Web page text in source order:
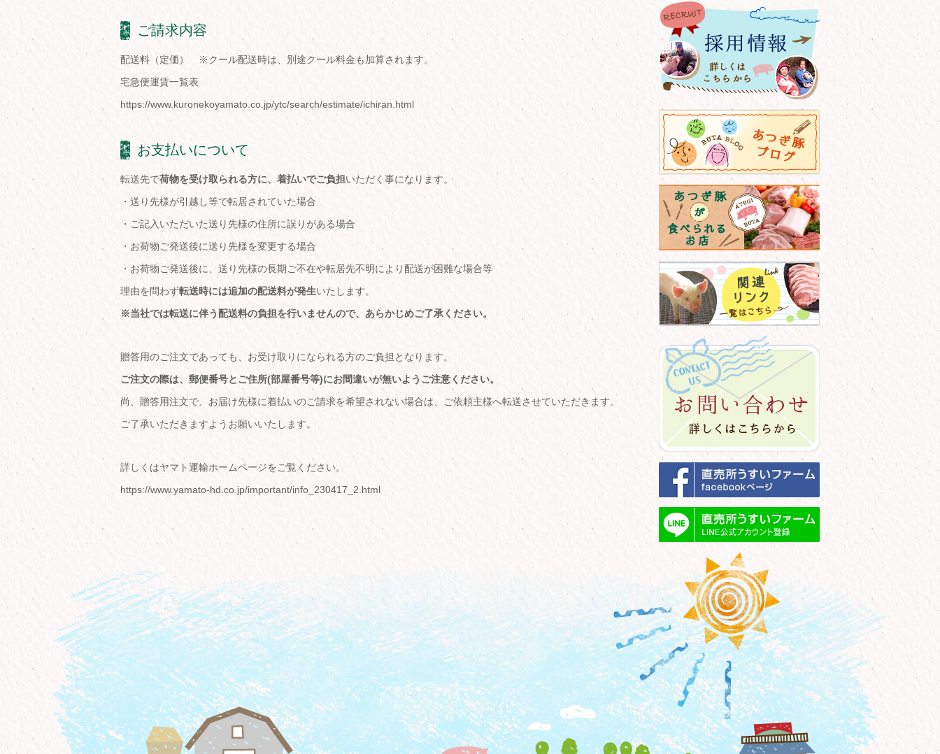
ご請求内容
配送料（定価） ※クール配送時は、別途クール料金も加算されます。
宅急便運賃一覧表
https://www.kuronekoyamato.co.jp/ytc/search/estimate/ichiran.html
お支払いについて
転送先で荷物を受け取られる方に、着払いでご負担いただく事になります。
・送り先様が引越し等で転居されていた場合
・ご記入いただいた送り先様の住所に誤りがある場合
・お荷物ご発送後に送り先様を変更する場合
・お荷物ご発送後に、送り先様の長期ご不在や転居先不明により配送が困難な場合等
理由を問わず転送時には追加の配送料が発生いたします。
※当社では転送に伴う配送料の負担を行いませんので、あらかじめご了承ください。
贈答用のご注文であっても、お受け取りになられる方のご負担となります。
ご注文の際は、郵便番号とご住所(部屋番号等)にお間違いが無いようご注意ください。
尚、贈答用注文で、お届け先様に着払いのご請求を希望されない場合は、ご依頼主様へ転送させていただきます。
ご了承いただきますようお願いいたします。
詳しくはヤマト運輸ホームページをご覧ください。
https://www.yamato-hd.co.jp/important/info_230417_2.html